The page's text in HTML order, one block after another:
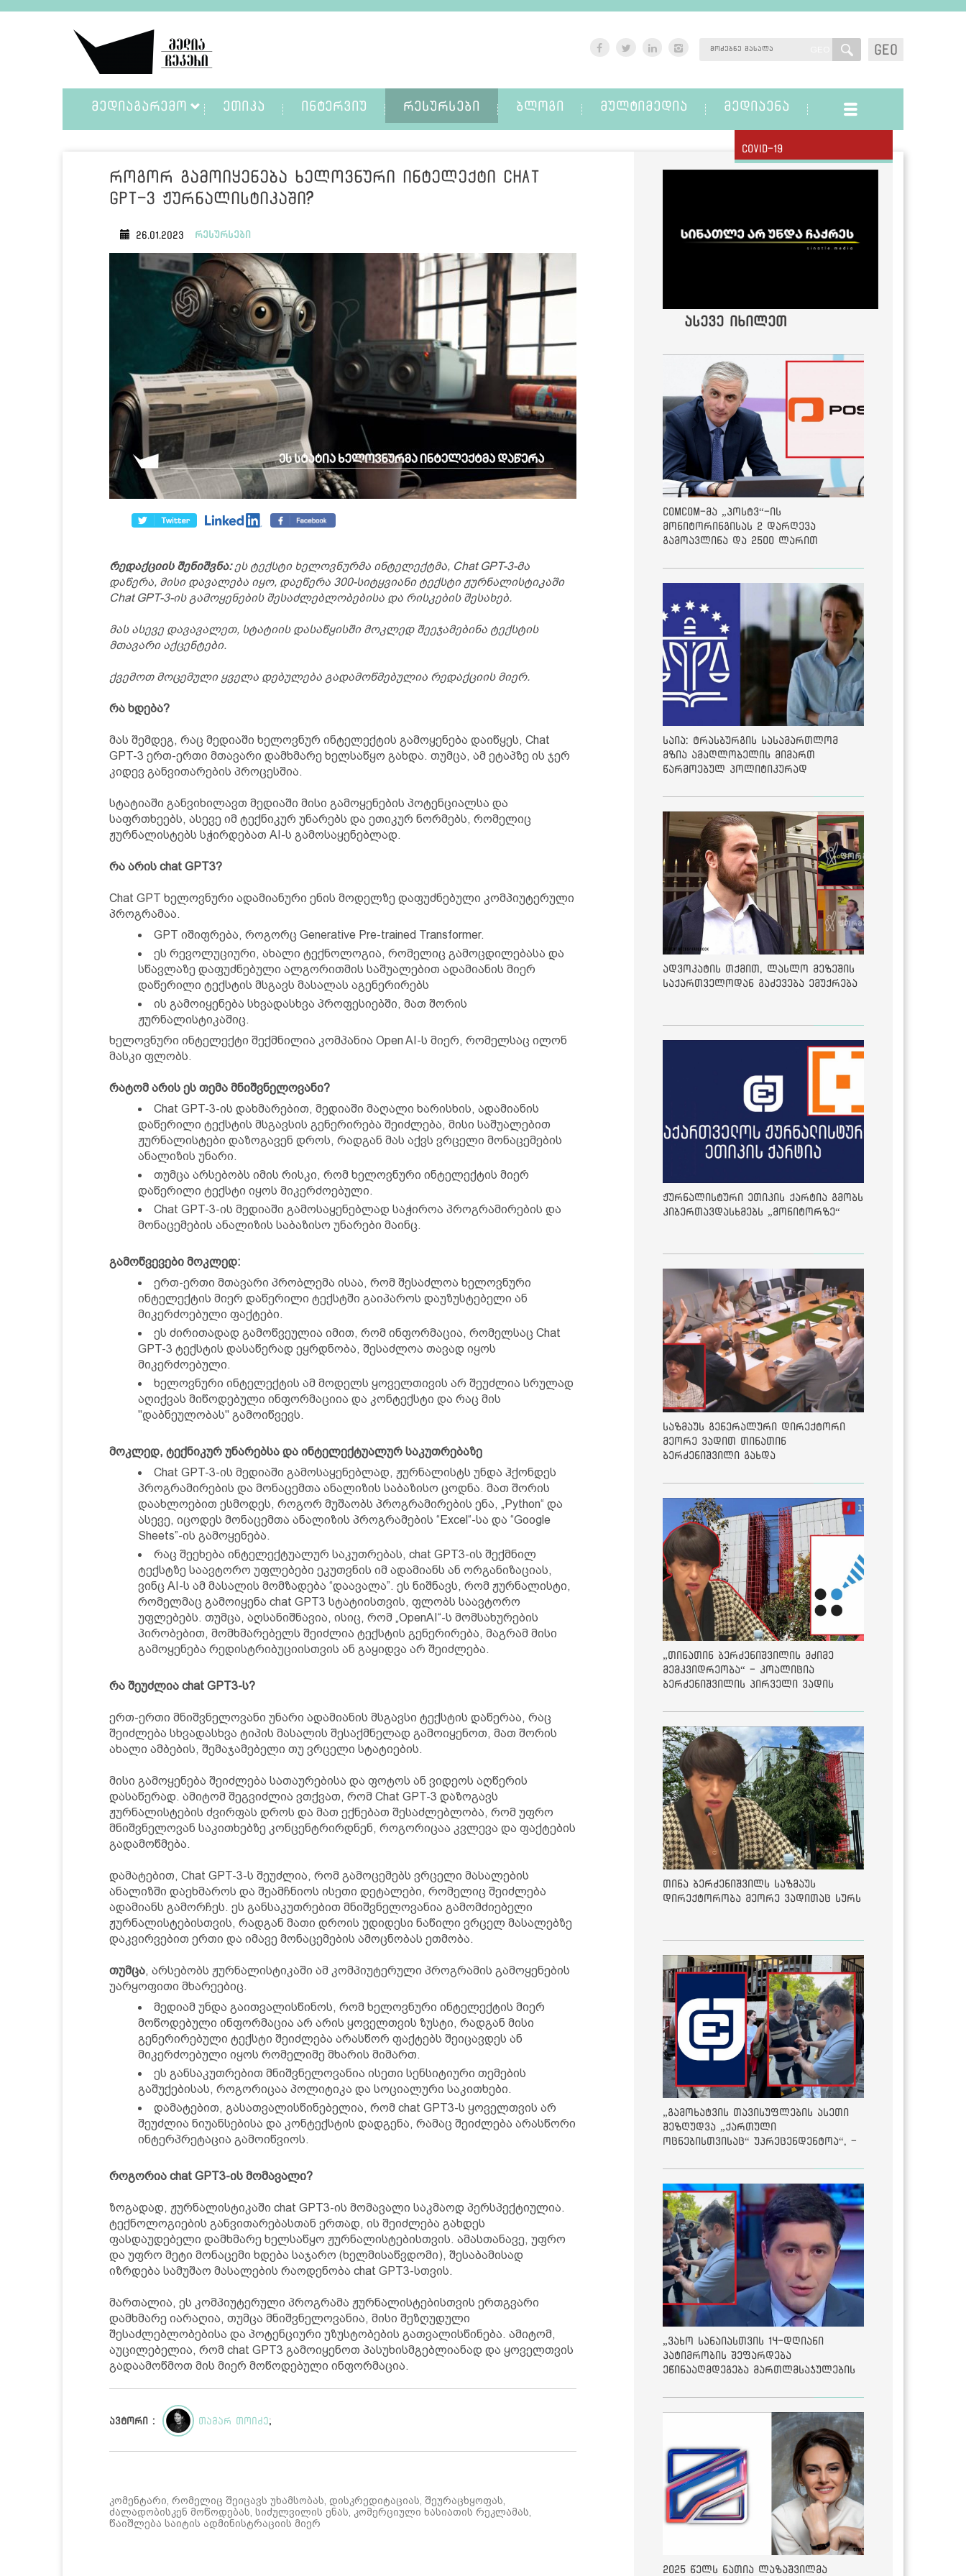
GEO
ᲛᲔᲓᲘᲐᲒᲐᲠᲔᲛᲝ ᲔᲗᲘᲙᲐ ᲘᲜᲢᲔᲠᲕᲘᲣ ᲠᲔᲡᲣᲠᲡᲔᲑᲘ ᲑᲚᲝᲒᲘ ᲛᲣᲚᲢᲘᲛᲔᲓᲘᲐ ᲛᲔᲓᲘᲐᲔᲜᲐ
Covid-19
როგორ გამოიყენება ხელოვნური ინტელექტი Chat
GPT-3 ჟურნალისტიკაში?
26.01.2023 რესურსები
რედაქციის შენიშვნა:ეს ტექსტი ხელოვნურმა ინტელექტმა, Chat GPT-3-მა
დაწერა, მისი დავალება იყო, დაეწერა 300-სიტყვიანი ტექსტი ჟურნალისტიკაში
Chat GPT-3-ის გამოყენების შესაძლებლობებისა და რისკების შესახებ.
მას ასევე დავავალეთ, სტატიის დასაწყისში მოკლედ შეეჯამებინა ტექსტის
მთავარი აქცენტები.
ქვემოთ მოცემული ყველა დებულება გადამოწმებულია რედაქციის მიერ.
რა ხდება?
მას შემდეგ, რაც მედიაში ხელოვნურ ინტელექტის გამოყენება დაიწყეს, Chat
GPT-3 ერთ-ერთი მთავარი დამხმარე ხელსაწყო გახდა. თუმცა, ამ ეტაპზე ის ჯერ
კიდევ განვითარების პროცესშია.
სტატიაში განვიხილავთ მედიაში მისი გამოყენების პოტენციალსა და
საფრთხეებს, ასევე იმ ტექნიკურ უნარებს და ეთიკურ ნორმებს, რომელიც
ჟურნალისტებს სჭირდებათ AI-ს გამოსაყენებლად.
რა არის chat GPT3?
Chat GPT ხელოვნური ადამიანური ენის მოდელზე დაფუძნებული კომპიუტერული
პროგრამაა.
GPT იშიფრება, როგორც Generative Pre-trained Transformer.
ეს რევოლუციური, ახალი ტექნოლოგია, რომელიც გამოცდილებასა და
სწავლაზე დაფუძნებული ალგორითმის საშუალებით ადამიანის მიერ
დაწერილი ტექსტის მსგავს მასალას აგენერირებს
ის გამოიყენება სხვადასხვა პროფესიებში, მათ შორის
ჟურნალისტიკაშიც.
ხელოვნური ინტელექტი შექმნილია კომპანია Open AI-ს მიერ, რომელსაც ილონ
მასკი ფლობს.
რატომ არის ეს თემა მნიშვნელოვანი?
Chat GPT-3-ის დახმარებით, მედიაში მაღალი ხარისხის, ადამიანის
დაწერილი ტექსტის მსგავსის გენერირება შეიძლება, მისი საშუალებით
ჟურნალისტები დაზოგავენ დროს, რადგან მას აქვს ვრცელი მონაცემების
ანალიზის უნარი.
თუმცა არსებობს იმის რისკი, რომ ხელოვნური ინტელექტის მიერ
დაწერილი ტექსტი იყოს მიკერძოებული.
Chat GPT-3-ის მედიაში გამოსაყენებლად საჭიროა პროგრამირების და
მონაცემების ანალიზის საბაზისო უნარები მაინც.
გამოწვევები მოკლედ:
ერთ-ერთი მთავარი პრობლემა ისაა, რომ შესაძლოა ხელოვნური
ინტელექტის მიერ დაწერილი ტექსტში გაიპაროს დაუზუსტებელი ან
მიკერძოებული ფაქტები.
ეს ძირითადად გამოწვეულია იმით, რომ ინფორმაცია, რომელსაც Chat
GPT-3 ტექსტის დასაწერად ეყრდნობა, შესაძლოა თავად იყოს
მიკერძოებული.
ხელოვნური ინტელექტის ამ მოდელს ყოველთივის არ შეუძლია სრულად
აღიქვას მიწოდებული ინფორმაციია და კონტექსტი და რაც მის
"დაბნეულობას" გამოიწვევს.
მოკლედ, ტექნიკურ უნარებსა და ინტელექტუალურ საკუთრებაზე
Chat GPT-3-ის მედიაში გამოსაყენებლად, ჟურნალისტს უნდა ჰქონდეს
პროგრამირების და მონაცემთა ანალიზის საბაზისო ცოდნა. მათ შორის
დაახლოებით ესმოდეს, როგორ მუშაობს პროგრამირების ენა, „Python“ და
ასევე, იცოდეს მონაცემთა ანალიზის პროგრამების “Excel“-სა და “Google
Sheets”-ის გამოყენება.
რაც შეეხება ინტელექტუალურ საკუთრებას, chat GPT3-ის შექმნილ
ტექსტზე საავტორო უფლებები ეკუთვნის იმ ადამიანს ან ორგანიზაციას,
ვინც AI-ს ამ მასალის მომზადება “დაავალა”. ეს ნიშნავს, რომ ჟურნალისტი,
რომელმაც გამოიყენა chat GPT3 სტატიისთვის, ფლობს საავტორო
უფლებებს. თუმცა, აღსანიშნავია, ისიც, რომ „OpenAI“-ს მომსახურების
პირობებით, მომხმარებელს შეიძლია ტექსტის გენერირება, მაგრამ მისი
გამოყენება რედისტრიბუციისთვის ან გაყიდვა არ შეიძლება.
რა შეუძლია chat GPT3-ს?
ერთ-ერთი მნიშვნელოვანი უნარი ადამიანის მსგავსი ტექსტის დაწერაა, რაც
შეიძლება სხვადასხვა ტიპის მასალის შესაქმნელად გამოიყენოთ, მათ შორის
ახალი ამბების, შემაჯამებელი თუ ვრცელი სტატიების.
მისი გამოყენება შეიძლება სათაურებისა და ფოტოს ან ვიდეოს აღწერის
დასაწერად. ამიტომ შეგვიძლია ვთქვათ, რომ Chat GPT-3 დაზოგავს
ჟურნალისტების ძვირფას დროს და მათ ექნებათ შესაძლებლობა, რომ უფრო
მნიშვნელოვან საკითხებზე კონცენტრირდნენ, როგორიცაა კვლევა და ფაქტების
გადამოწმება.
დამატებით, Chat GPT-3-ს შეუძლია, რომ გამოცემებს ვრცელი მასალების
ანალიზში დაეხმაროს და შეამჩნიოს ისეთი დეტალები, რომელიც შეიძლება
ადამიანს გამორჩეს. ეს განსაკუთრებით მნიშვნელოვანია გამომძიებელი
ჟურნალისტებისთვის, რადგან მათი დროის უდიდესი ნაწილი ვრცელ მასალებზე
დაკვირვებით ერთი და იმავე მონაცემების ამოცნობას ეთმობა.
თუმცა, არსებობს ჟურნალისტიკაში ამ კომპიუტერული პროგრამის გამოყენების
უარყოფითი მხარეებიც.
მედიამ უნდა გაითვალისწინოს, რომ ხელოვნური ინტელექტის მიერ
მოწოდებული ინფორმაცია არ არის ყოველთვის ზუსტი, რადგან მისი
გენერირებული ტექსტი შეიძლება არასწორ ფაქტებს შეიცავდეს ან
მიკერძოებული იყოს რომელიმე მხარის მიმართ.
ეს განსაკუთრებით მნიშვნელოვანია ისეთი სენსიტიური თემების
გაშუქებისას, როგორიცაა პოლიტიკა და სოციალური საკითხები.
დამატებით, გასათვალისწინებელია, რომ chat GPT3-ს ყოველთვის არ
შეუძლია ნიუანსებისა და კონტექსტის დადგენა, რამაც შეიძლება არასწორი
ინტერპრეტაცია გამოიწვიოს.
როგორია chat GPT3-ის მომავალი?
ზოგადად, ჟურნალისტიკაში chat GPT3-ის მომავალი საკმაოდ პერსპექტიულია.
ტექნოლოგიების განვითარებასთან ერთად, ის შეიძლება გახდეს
ფასდაუდებელი დამხმარე ხელსაწყო ჟურნალისტებისთვის. ამასთანავე, უფრო
და უფრო მეტი მონაცემი ხდება საჯარო (ხელმისაწვდომი), შესაბამისად
იზრდება სამუშაო მასალების რაოდენობა chat GPT3-სთვის.
მართალია, ეს კომპიუტერული პროგრამა ჟურნალისტებისთვის ერთგვარი
დამხმარე იარაღია, თუმცა მნიშვნელოვანია, მისი შეზღუდული
შესაძლებლობებისა და პოტენციური უზუსტობების გათვალისწინება. ამიტომ,
აუცილებელია, რომ chat GPT3 გამოიყენოთ პასუხისმგებლიანად და ყოველთვის
გადაამოწმოთ მის მიერ მოწოდებული ინფორმაცია.
ავტორი : თამარ თოიძე ;
კომენტარი, რომელიც შეიცავს უხამსობას, დისკრედიტაციას, შეურაცხყოფას,
ძალადობისკენ მოწოდებას, სიძულვილის ენას, კომერციული ხასიათის რეკლამას,
წაიშლება საიტის ადმინისტრაციის მიერ
ასევე იხილეთ
ComCom-მა „პოსტვ“-ის
მონიტორინგისას 2 დარღევა
გამოავლინა და 2500 ლარით
საია: ტრასბურგის სასამართლომ
მზია ამაღლობელის მიმართ
წარმოებულ პოლიტიკურად
მეოთხე საჩივარი დაარეგისტრირა
ადვოკატის თქმით, ლასლო მეზეშის
საქართველოდან გაძევება ემუქრება
ჟურნალისტური ეთიკის ქარტია გმობს
კიბერთავდასხმებს „მონიტორზე“
საზმაუს გენერალური დირექტორი
მეორე ვადით თინათინ
ბერძენიშვილი გახდა
„თინათინ ბერძენიშვილის მძიმე
მემკვიდრეობა“ - კოალიცია
ბერძენიშვილის პირველი ვადის
თინა ბერძენიშვილს საზმაუს
დირექტორობა მეორე ვადითაც სურს
„გამოხატვის თავისუფლების ასეთი
შეზღუდვა „ქართული
ოცნებისთვისაც“ უპრეცენდენტოა“, -
„ვახო სანაიასთვის 14-დღიანი
პატიმრობის შეფარდება
ეწინააღმდეგება მართლმსაჯულების
2025 წელს ნათია ლაზაშვილმა